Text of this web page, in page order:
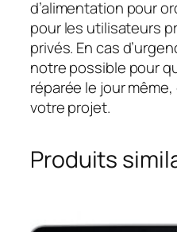
d’alimentation pour
pour les utilisateurs
privés. En cas
notre possible pour
réparée le jour
votre projet.
Produits